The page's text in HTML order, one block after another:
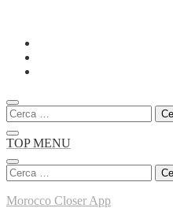
Skip
content
Ricerca
per:
TOP MENU
Ricerca
per:
Morocco Closer App